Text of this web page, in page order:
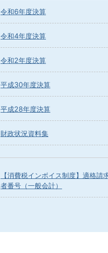
令和6年度決算
令和4年度決算
令和2年度決算
平成30年度決算
平成28年度決算
財政状況資料集
【消費税インボイス制度】適格請
者番号（一般会計）